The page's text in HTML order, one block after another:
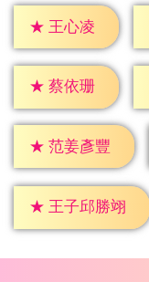
★ 王心凌
★ 蔡依珊
★ 范姜彥豐
★ 王子邱勝翊